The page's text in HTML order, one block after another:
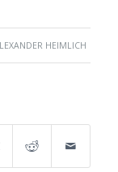
HEIMLICH